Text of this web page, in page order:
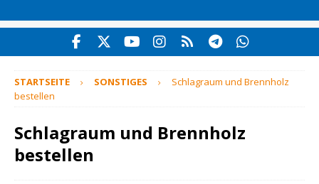
STARTSEITE SONSTIGES
Schlagraum und Brennholz
bestellen
Schlagraum und Brennholz
bestellen